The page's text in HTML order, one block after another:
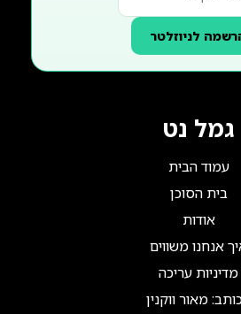
לניוזלטר
גמל נט
עמוד הבית
בית הסוכן
אודות
אנחנו משווים
מדיניות עריכה
מאור ווקנין